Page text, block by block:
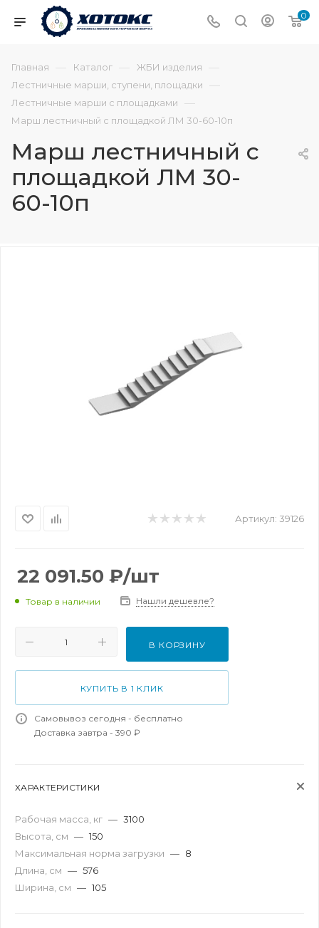
0
Главная — Каталог — ЖБИ изделия —
Лестничные марши, ступени, площадки —
Лестничные марши с площадками —
Марш лестничный с площадкой ЛМ 30-60-10п
Марш лестничный с
площадкой ЛМ 30-
60-10п
Артикул: 39126
22 091.50 ₽/шт
Товар в наличии Нашли дешевле?
В КОРЗИНУ
КУПИТЬ В 1 КЛИК
Самовывоз сегодня - бесплатно
Доставка завтра - 390 ₽
ХАРАКТЕРИСТИКИ
Рабочая масса, кг — 3100
Высота, см — 150
Максимальная норма загрузки — 8
Длина, см — 576
Ширина, см — 105